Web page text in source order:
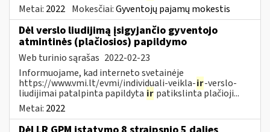
Metai: 2022 Mokesčiai:Gyventojų pajamų mokestis
Dėl verslo liudijimą įsigyjančio gyventojo
atmintinės (plačiosios) papildymo
Web turinio sąrašas 2022-02-23
Informuojame, kad interneto svetainėje
https://www.vmi.lt/evmi/individuali-veikla-ir-verslo-
liudijimai patalpinta papildyta ir patikslinta plačioji...
Metai: 2022